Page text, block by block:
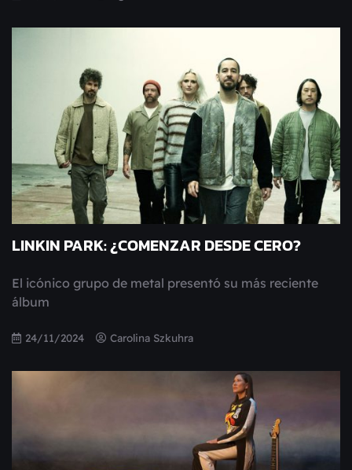
LINKIN PARK: ¿COMENZAR DESDE CERO?
El icónico grupo de metal presentó su más reciente
álbum
24/11/2024 Carolina Szkuhra